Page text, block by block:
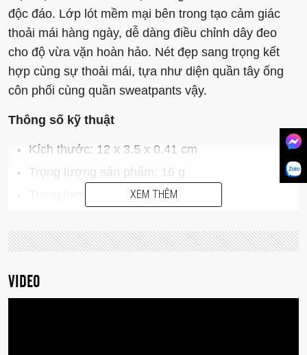
độc đáo. Lớp lót mềm mại bên trong tạo cảm giác
thoải mái hàng ngày, dễ dàng điều chỉnh dây đeo
cho độ vừa vặn hoàn hảo. Nét đẹp sang trọng kết
hợp cùng sự thoải mái, tựa như diện quần tây ống
côn phối cùng quần sweatpants vậy.
Thông số kỹ thuật
Kích thước: 12 x 3.5 x 0.41 cm
Trọng lượng sản phẩm: 16 g
Trọng lượng đóng gói: 31 g
Khả năng tương thích:
Apple Watch Ultra 2 (49mm)
XEM THÊM
VIDEO